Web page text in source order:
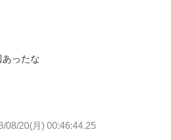
ったな
08/20(月) 00:46:44.25